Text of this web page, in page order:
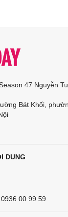
47 Nguyễn
Bát Khối,
DUNG
00 99 59